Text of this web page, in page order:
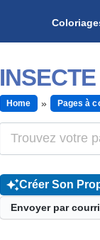
Home Pages à
Créer Son
Envoyer par